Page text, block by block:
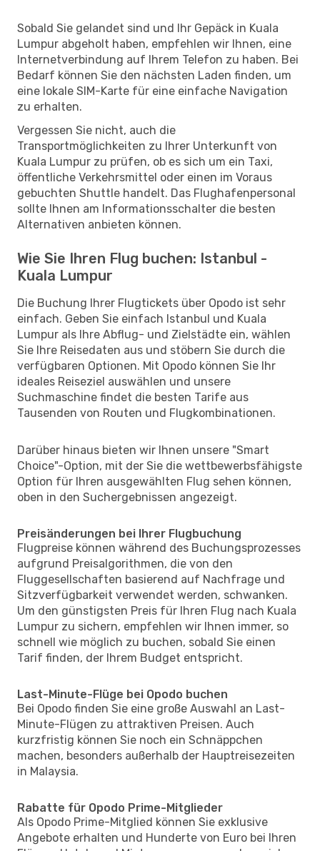
Sobald Sie gelandet sind und Ihr Gepäck in Kuala
Lumpur abgeholt haben, empfehlen wir Ihnen, eine
Internetverbindung auf Ihrem Telefon zu haben. Bei
Bedarf können Sie den nächsten Laden finden, um
eine lokale SIM-Karte für eine einfache Navigation
zu erhalten.
Vergessen Sie nicht, auch die
Transportmöglichkeiten zu Ihrer Unterkunft von
Kuala Lumpur zu prüfen, ob es sich um ein Taxi,
öffentliche Verkehrsmittel oder einen im Voraus
gebuchten Shuttle handelt. Das Flughafenpersonal
sollte Ihnen am Informationsschalter die besten
Alternativen anbieten können.
Wie Sie Ihren Flug buchen: Istanbul -
Kuala Lumpur
Die Buchung Ihrer Flugtickets über Opodo ist sehr
einfach. Geben Sie einfach Istanbul und Kuala
Lumpur als Ihre Abflug- und Zielstädte ein, wählen
Sie Ihre Reisedaten aus und stöbern Sie durch die
verfügbaren Optionen. Mit Opodo können Sie Ihr
ideales Reiseziel auswählen und unsere
Suchmaschine findet die besten Tarife aus
Tausenden von Routen und Flugkombinationen.
Darüber hinaus bieten wir Ihnen unsere "Smart
Choice"-Option, mit der Sie die wettbewerbsfähigste
Option für Ihren ausgewählten Flug sehen können,
oben in den Suchergebnissen angezeigt.
Preisänderungen bei Ihrer Flugbuchung
Flugpreise können während des Buchungsprozesses
aufgrund Preisalgorithmen, die von den
Fluggesellschaften basierend auf Nachfrage und
Sitzverfügbarkeit verwendet werden, schwanken.
Um den günstigsten Preis für Ihren Flug nach Kuala
Lumpur zu sichern, empfehlen wir Ihnen immer, so
schnell wie möglich zu buchen, sobald Sie einen
Tarif finden, der Ihrem Budget entspricht.
Last-Minute-Flüge bei Opodo buchen
Bei Opodo finden Sie eine große Auswahl an Last-
Minute-Flügen zu attraktiven Preisen. Auch
kurzfristig können Sie noch ein Schnäppchen
machen, besonders außerhalb der Hauptreisezeiten
in Malaysia.
Rabatte für Opodo Prime-Mitglieder
Als Opodo Prime-Mitglied können Sie exklusive
Angebote erhalten und Hunderte von Euro bei Ihren